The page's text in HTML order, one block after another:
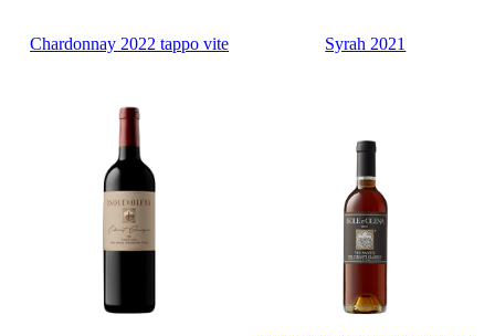
Chardonnay 2022 tappo vite Syrah 2021